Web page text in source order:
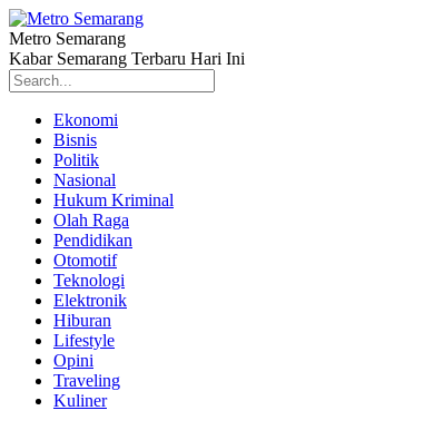
Metro Semarang
Kabar Semarang Terbaru Hari Ini
Ekonomi
Bisnis
Politik
Nasional
Hukum Kriminal
Olah Raga
Pendidikan
Otomotif
Teknologi
Elektronik
Hiburan
Lifestyle
Opini
Traveling
Kuliner